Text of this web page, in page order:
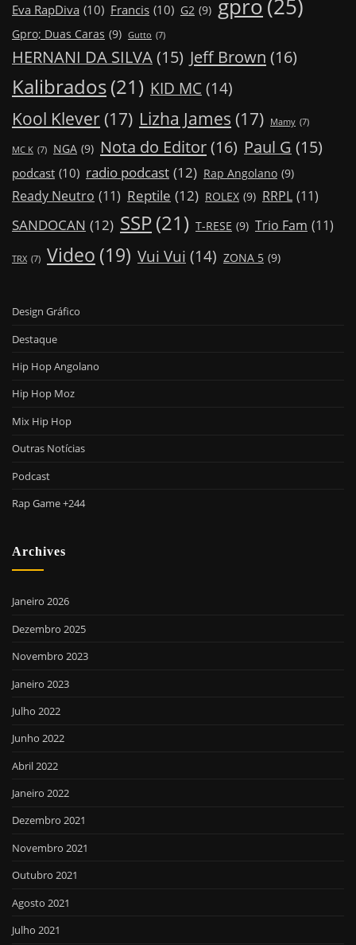
Eva RapDiva (10) Francis (10) G2 (9) gpro(25)
Gpro; Duas Caras (9) Gutto (7)
HERNANI DA SILVA(15) Jeff Brown (16)
Kalibrados(21) KID MC (14)
Kool Klever (17) Lizha James (17) Mamy (7)
MC K (7) NGA (9) Nota do Editor(16) Paul G (15)
podcast (10) radio podcast (12) Rap Angolano (9)
Ready Neutro (11) Reptile (12) ROLEX (9) RRPL (11)
SANDOCAN (12) SSP(21) T-RESE (9) Trio Fam (11)
TRX (7) Video (19) Vui Vui (14) ZONA 5 (9)
Design Gráfico
Destaque
Hip Hop Angolano
Hip Hop Moz
Mix Hip Hop
Outras Notícias
Podcast
Rap Game +244
Archives
Janeiro 2026
Dezembro 2025
Novembro 2023
Janeiro 2023
Julho 2022
Junho 2022
Abril 2022
Janeiro 2022
Dezembro 2021
Novembro 2021
Outubro 2021
Agosto 2021
Julho 2021